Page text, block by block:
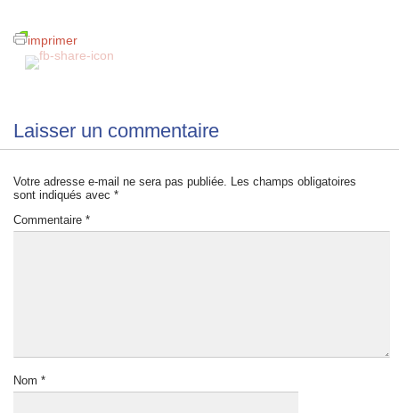
imprimer
Laisser un commentaire
Votre adresse e-mail ne sera pas publiée. Les champs obligatoires
sont indiqués avec *
Commentaire *
Nom *